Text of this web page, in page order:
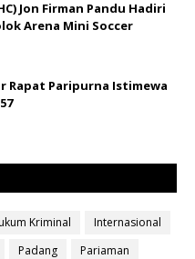
Jon Firman Pandu Hadiri
Arena Mini Soccer
Rapat Paripurna Istimewa
Kriminal
Internasional
Padang
Pariaman